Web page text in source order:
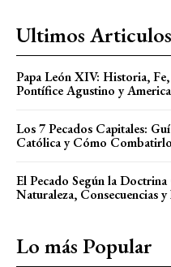
Ultimos Articulos
Papa León XIV: Historia,
Pontífice Agustino y
Los 7 Pecados Capitales:
Católica y Cómo
El Pecado Según la
Naturaleza, Consecuencias
Lo más Popular